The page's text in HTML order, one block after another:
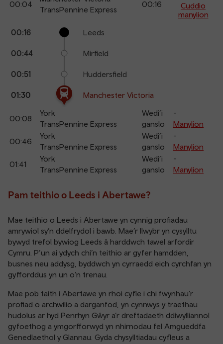
00:04
TransPennine Express
00:16
Cuddio
manylion
points
Arrival
Station
00:16 Leeds
00:44 Mirfield
00:51 Huddersfield
01:30 Manchester Victoria
00:08
York
TransPennine Express
Wedi’i
ganslo
-
Manylion
00:46
York
TransPennine Express
Wedi’i
ganslo
-
Manylion
01:41
York
TransPennine Express
Wedi’i
ganslo
-
Manylion
Pam teithio o Leeds i Abertawe?
Mae teithio o Leeds i Abertawe yn cynnig profiadau
amrywiol sy’n ddelfrydol i bawb. Mae’r llwybr yn cysylltu
bywyd trefol bywiog Leeds â harddwch tawel arfordir
Cymru. P’un ai ydych chi’n teithio ar gyfer hamdden,
busnes neu addysg, byddwch yn cyrraedd eich cyrchfan yn
gyfforddus yn un o’n trenau.
Mae pob taith i Abertawe yn rhoi cyfle i chi fwynhau’r
profiad o archwilio a darganfod, yn cynnwys y traethau
hudolus ar hyd Penrhyn Gŵyr a’r dreftadaeth ddiwylliannol
gyfoethog a ymgorfforwyd yn nhirnodau fel Amgueddfa
Genedlaethol y Glannau. Gyda chysylltiadau cyfleus a